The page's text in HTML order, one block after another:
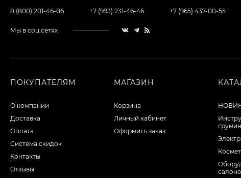
8 (800) 201-46-06 +7 (993) 231-46-46 +7 (965) 437-00-55
Мы в соц.сетях
ПОКУПАТЕЛЯМ
О компании
Доставка
Оплата
Система скидок
Контакты
Отзывы
МАГАЗИН
Корзина
Личный кабинет
Оформить заказ